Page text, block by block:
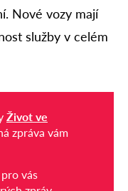
Nové vozy mají
služby v celém
Život ve
zpráva vám
vás